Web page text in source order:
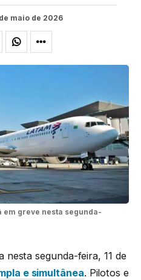
de maio de 2026
em greve nesta segunda-
nesta segunda-feira, 11 de
e simultânea. Pilotos e